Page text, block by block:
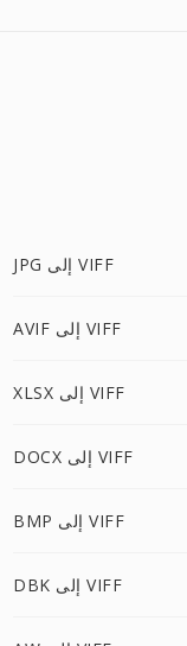
JPG إلى VIFF
AVIF إلى VIFF
XLSX إلى VIFF
DOCX إلى VIFF
BMP إلى VIFF
DBK إلى VIFF